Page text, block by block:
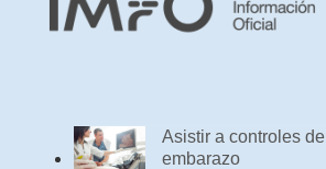
Asistir a controles de
embarazo